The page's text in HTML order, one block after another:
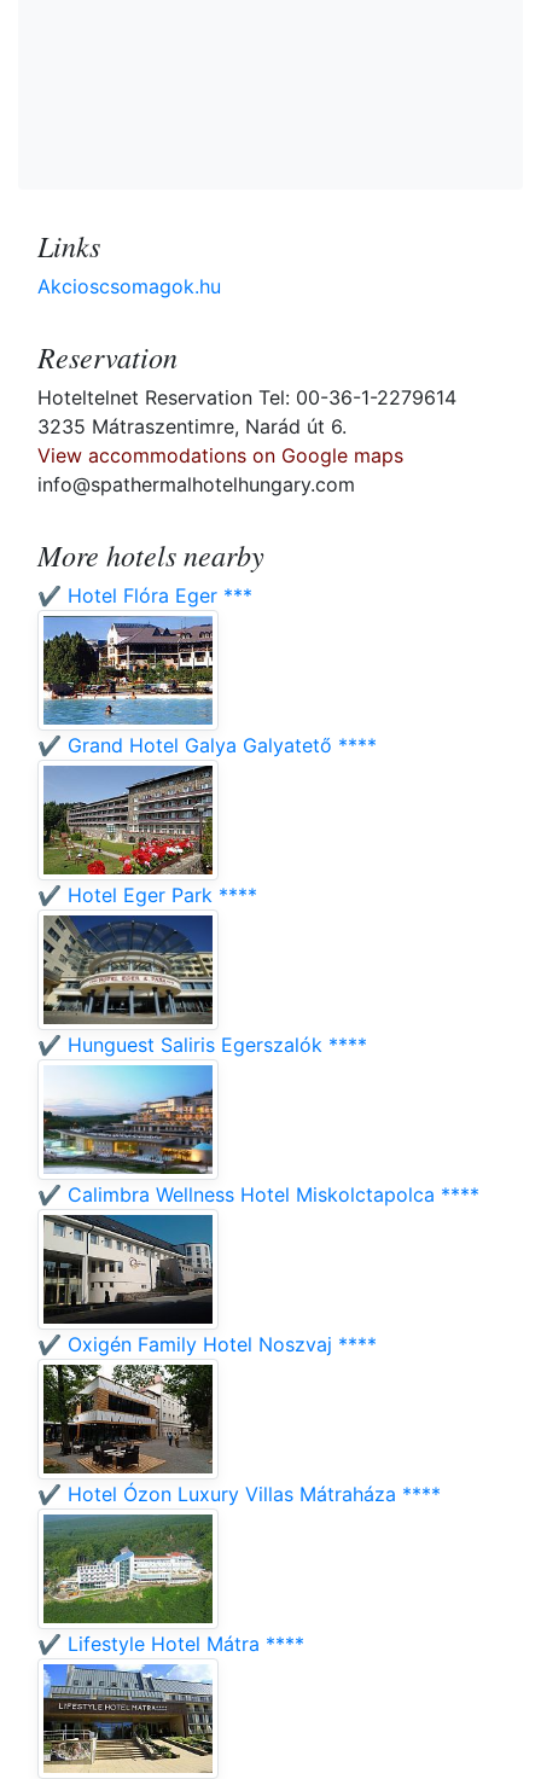
Links
Akcioscsomagok.hu
Reservation
Hoteltelnet Reservation Tel: 00-36-1-2279614
3235 Mátraszentimre, Narád út 6.
View accommodations on Google maps
info@spathermalhotelhungary.com
More hotels nearby
✔️ Hotel Flóra Eger ***
✔️ Grand Hotel Galya Galyatető ****
✔️ Hotel Eger Park ****
✔️ Hunguest Saliris Egerszalók ****
✔️ Calimbra Wellness Hotel Miskolctapolca ****
✔️ Oxigén Family Hotel Noszvaj ****
✔️ Hotel Ózon Luxury Villas Mátraháza ****
✔️ Lifestyle Hotel Mátra ****